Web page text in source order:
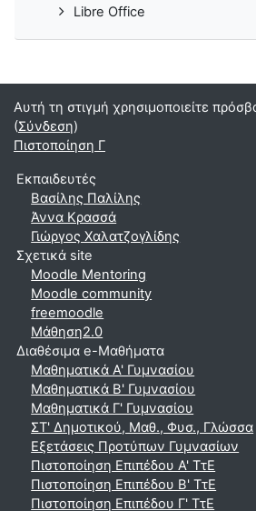
Libre Office
Αυτή τη στιγμή χρησιμοποιείτε
(Σύνδεση)
Πιστοποίηση Γ
Εκπαιδευτές
Βασίλης Παλίλης
Άννα Κρασσά
Γιώργος Χαλατζογλίδης
Σχετικά site
Moodle Mentoring
Moodle community
freemoodle
Μάθηση2.0
Διαθέσιμα e-Μαθήματα
Μαθηματικά A' Γυμνασίου
Μαθηματικά Β' Γυμνασίου
Μαθηματικά Γ' Γυμνασίου
ΣΤ' Δημοτικού, Μαθ., Φυσ., Γλώσσα
Εξετάσεις Προτύπων Γυμνασίων
Πιστοποίηση Επιπέδου Α' ΤτΕ
Πιστοποίηση Επιπέδου Β' ΤτΕ
Πιστοποίηση Επιπέδου Γ' ΤτΕ